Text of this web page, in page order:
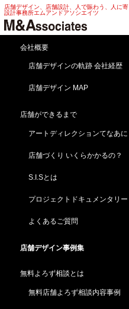
店舗デザイン、店舗設計、人で賑わう、人に
設計事務所エムアンドアソシエイツ
会社概要
店舗デザインの軌跡 会社経歴
店舗デザイン MAP
店舗ができるまで
アートディレクションてなあに
店舗づくり いくらかかるの？
S.I.Sとは
プロジェクトドキュメンタリー
よくあるご質問
店舗デザイン事例集
無料よろず相談とは
無料店舗よろず相談内容事例
学習塾 店舗デザ
個別指導 学習
HOME 店舗デザイン事例集
【学習塾の企画デザイン